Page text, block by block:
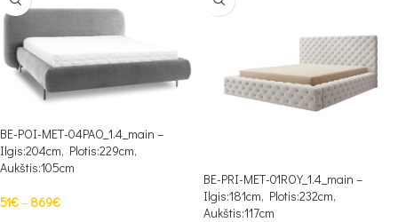
BE-POI-MET-04PAO_1.4_main –
Ilgis:204cm, Plotis:229cm,
Aukštis:105cm
51€– 869€
BE-PRI-MET-01ROY_1.4_main –
Ilgis:181cm, Plotis:232cm,
Aukštis:117cm